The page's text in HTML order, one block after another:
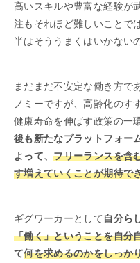
高いスキルや豊富な経験が
注もそれほど難しいことで
半はそううまくはいかない
まだまだ不安定な働き方で
ノミーですが、高齢化のす
健康寿命を伸ばす政策の一
後も新たなプラットフォー
よって、フリーランスを含
す増えていくことが期待で
ギグワーカーとして 自分ら
「働く」ということを自分
て何を求めるのかをしっか